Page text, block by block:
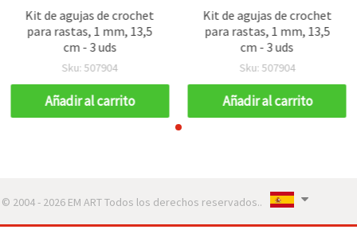
Kit de agujas de crochet
para rastas, 1 mm, 13,5
cm - 3 uds
Sku: 507904
Añadir al carrito
Kit de agujas de crochet
para rastas, 1 mm, 13,5
cm - 3 uds
Sku: 507904
Añadir al carrito
© 2004 - 2026 EM ART Todos los derechos reservados..